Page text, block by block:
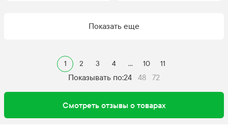
Показать еще
1 2 3 4 ... 10 11
Показывать по:24 48 72
Смотреть отзывы о товарах